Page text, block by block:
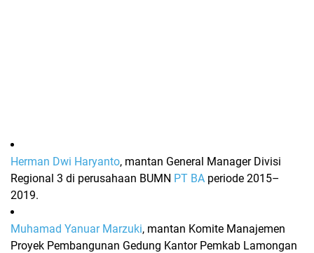
Herman Dwi Haryanto, mantan General Manager Divisi
Regional 3 di perusahaan BUMN PT BA periode 2015–
2019.
Muhamad Yanuar Marzuki, mantan Komite Manajemen
Proyek Pembangunan Gedung Kantor Pemkab Lamongan